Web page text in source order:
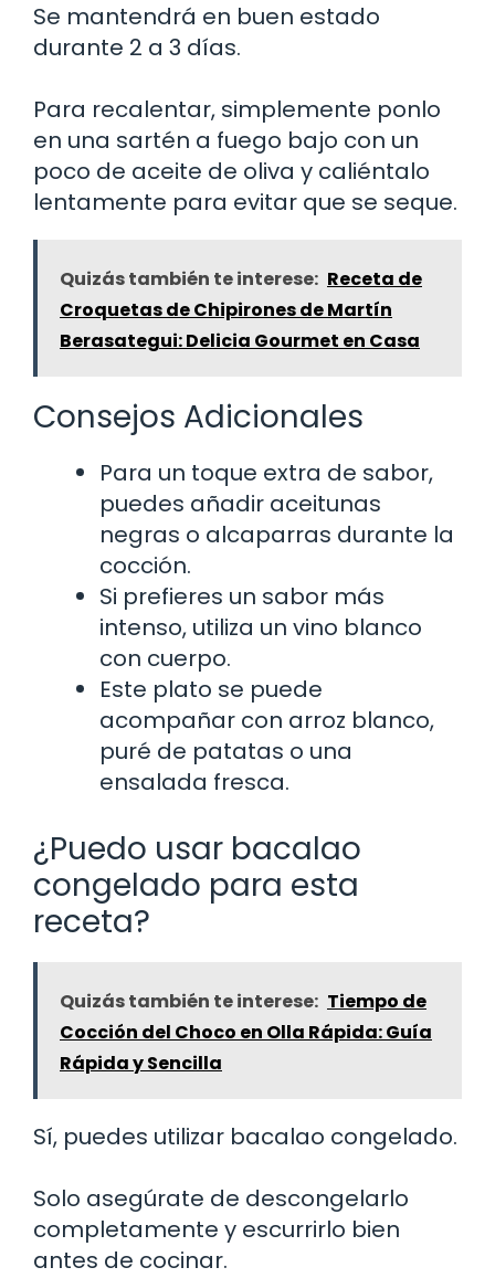
Se mantendrá en buen estado
durante 2 a 3 días.
Para recalentar, simplemente ponlo
en una sartén a fuego bajo con un
poco de aceite de oliva y caliéntalo
lentamente para evitar que se seque.
Quizás también te interese: Receta de
Croquetas de Chipirones de Martín
Berasategui: Delicia Gourmet en Casa
Consejos Adicionales
Para un toque extra de sabor,
puedes añadir aceitunas
negras o alcaparras durante la
cocción.
Si prefieres un sabor más
intenso, utiliza un vino blanco
con cuerpo.
Este plato se puede
acompañar con arroz blanco,
puré de patatas o una
ensalada fresca.
¿Puedo usar bacalao
congelado para esta
receta?
Quizás también te interese: Tiempo de
Cocción del Choco en Olla Rápida: Guía
Rápida y Sencilla
Sí, puedes utilizar bacalao congelado.
Solo asegúrate de descongelarlo
completamente y escurrirlo bien
antes de cocinar.